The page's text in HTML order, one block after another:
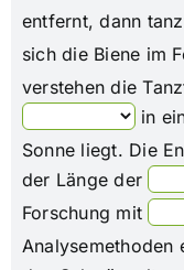
entfernt, dann
sich die Biene im
verstehen die
in
Sonne liegt. Die
der Länge der
Forschung mit
Analysemethoden